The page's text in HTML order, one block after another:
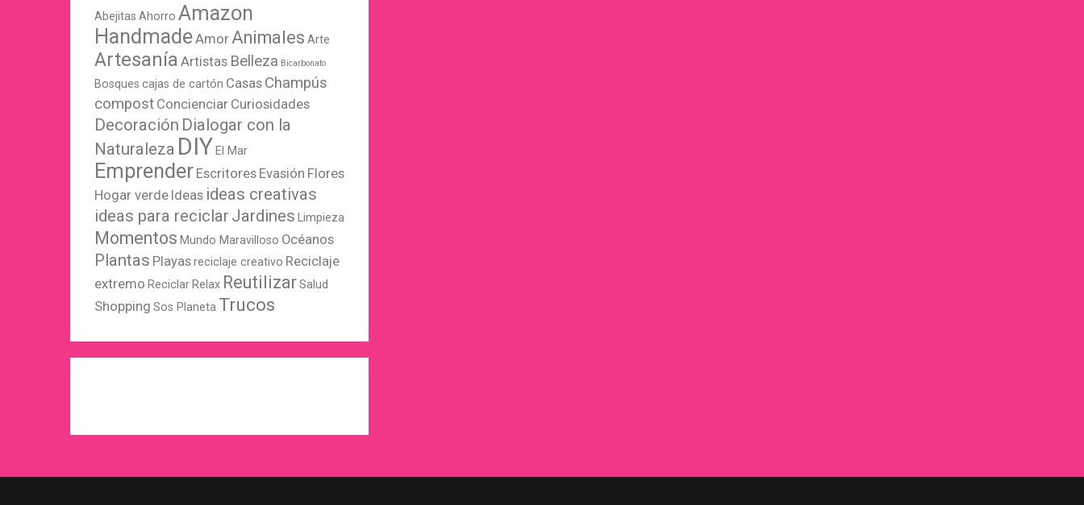
Abejitas Ahorro Amazon
HandmadeAmorAnimales Arte
Artesanía Artistas Belleza Bicarbonato
Bosques cajas de cartón Casas Champús
compost Concienciar Curiosidades
Decoración Dialogar con la
Naturaleza DIY El Mar
Emprender Escritores Evasión Flores
Hogar verde Ideas ideas creativas
ideas para reciclar Jardines Limpieza
Momentos Mundo Maravilloso Océanos
Plantas Playasreciclaje creativo Reciclaje
extremo Reciclar Relax ReutilizarSalud
Shopping Sos Planeta Trucos